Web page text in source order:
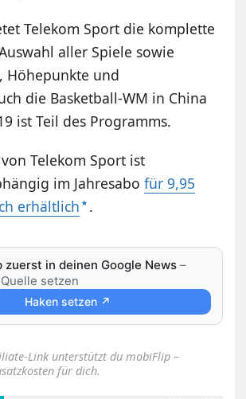
Telekom Sport die komplette
aller Spiele sowie
Höhepunkte und
die Basketball-WM in China
ist Teil des Programms.
Telekom Sport ist
im Jahresabofür 9,95
erhältlich .
zuerst in deinen Google News –
setzen
Haken setzen ↗
Link unterstützt du mobiFlip –
für dich.